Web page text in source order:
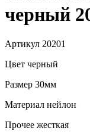
черный
Артикул 20201
Цвет черный
Размер 30мм
Материал нейлон
Прочее жесткая